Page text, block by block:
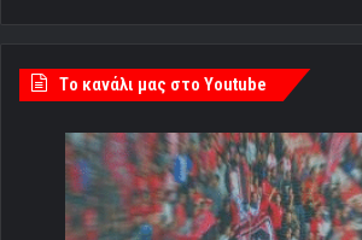
Tο κανάλι μας στο Youtube